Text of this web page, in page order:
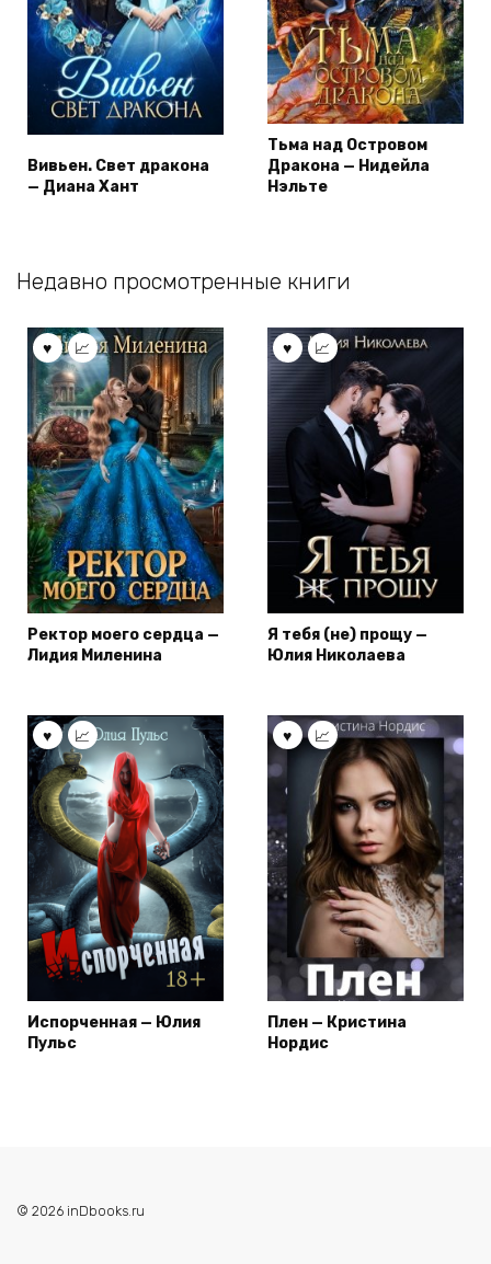
Вивьен. Свет дракона
— Диана Хант
Тьма над Островом
Дракона — Нидейла
Нэльте
Недавно просмотренные книги
Ректор моего сердца —
Лидия Миленина
Я тебя (не) прощу —
Юлия Николаева
Испорченная — Юлия
Пульс
Плен — Кристина
Нордис
© 2026 inDbooks.ru